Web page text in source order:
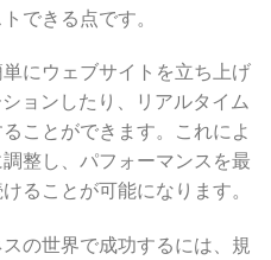
できる点です。
にウェブサイトを立ち上げ
ョンしたり、リアルタイム
ことができます。これによ
整し、パフォーマンスを最
ることが可能になります。
の世界で成功するには、規